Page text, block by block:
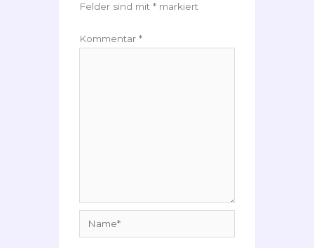
Felder sind mit* markiert
Kommentar*